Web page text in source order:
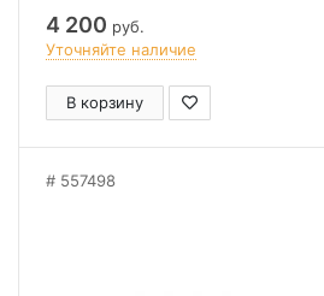
4 200 руб.
Уточняйте наличие
В корзину
557498